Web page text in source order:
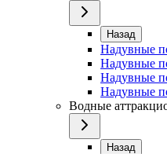
Назад
Надувные
Надувные
Надувные
Надувные
Водные
Назад